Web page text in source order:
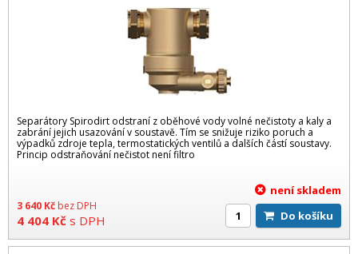
Separátory Spirodirt odstraní z oběhové vody volné nečistoty a kaly a
zabrání jejich usazování v soustavě. Tím se snižuje riziko poruch a
výpadků zdroje tepla, termostatických ventilů a dalších částí soustavy.
Princip odstraňování nečistot není filtro
3 640 Kč bez DPH
4 404 Kč s DPH
není skladem
Do košíku